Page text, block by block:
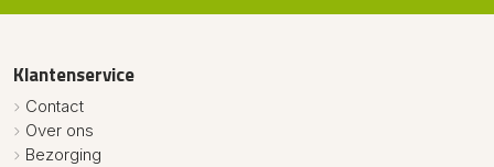
Klantenservice
Contact
Over ons
Bezorging